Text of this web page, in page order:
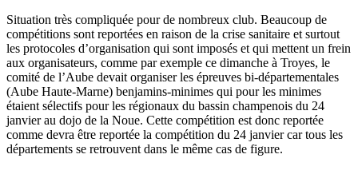
Situation très compliquée pour de nombreux club. Beaucoup de
compétitions sont reportées en raison de la crise sanitaire et surtout
les protocoles d’organisation qui sont imposés et qui mettent un frein
aux organisateurs, comme par exemple ce dimanche à Troyes, le
comité de l’Aube devait organiser les épreuves bi-départementales
(Aube Haute-Marne) benjamins-minimes qui pour les minimes
étaient sélectifs pour les régionaux du bassin champenois du 24
janvier au dojo de la Noue. Cette compétition est donc reportée
comme devra être reportée la compétition du 24 janvier car tous les
départements se retrouvent dans le même cas de figure.